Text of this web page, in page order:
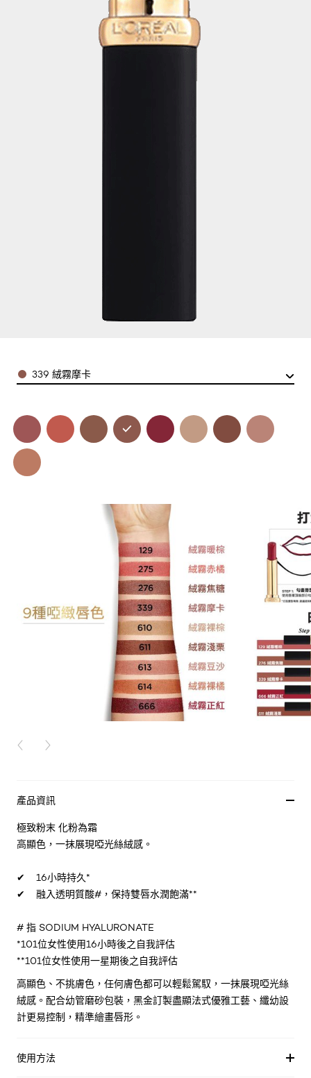
Color339 絨霧摩卡
PREVIOUS CARD
NEXT CARD
產品資訊
極致粉末 化粉為霜
高顯色，一抹展現啞光絲絨感。
✔
16小時持久*
✔
融入透明質酸#，保持雙唇水潤飽滿**
# 指 SODIUM HYALURONATE
*101位女性使用16小時後之自我評估
**101位女性使用一星期後之自我評估
高顯色、不挑膚色，任何膚色都可以輕鬆駕馭，一抹展現啞光絲
絨感。配合幼管磨砂包裝，黑金訂製盡顯法式優雅工藝、纖幼設
計更易控制，精準繪畫唇形。
使用方法